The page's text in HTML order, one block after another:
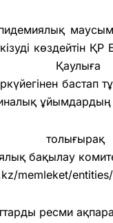
маусым
көздейтін ҚР
бастап
ұйымдардың
бақылау
memleket/
ресми